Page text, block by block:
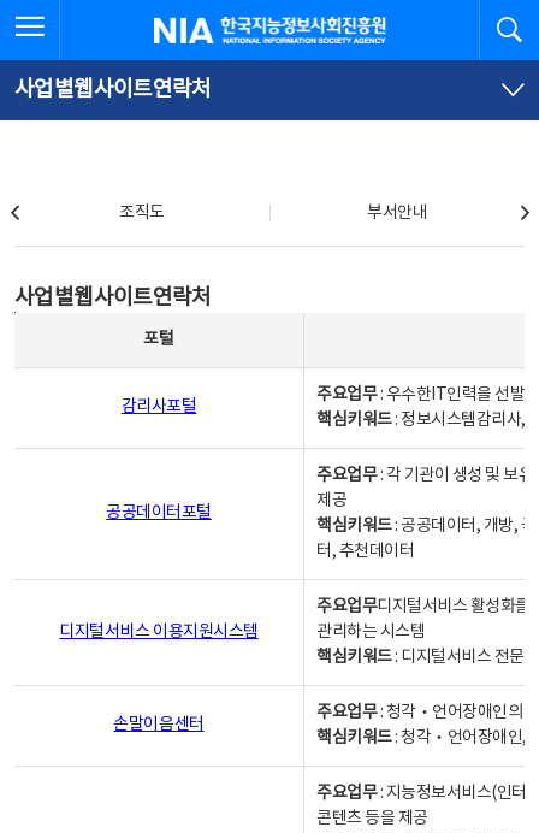
문
로
가
체
뉴
바
가
한국지능정보사회진흥원
사업별웹사이트연락처
조직도 부서안내
사업별웹사이트연락처
포털
감리사포털
주요업무: 우수한IT인력을 선발
핵심키워드: 정보시스템감리사,
공공데이터포털
주요업무: 각 기관이 생성 및 보
제공
핵심키워드: 공공데이터, 개방,
터, 추천데이터
디지털서비스 이용지원시스템
주요업무디지털서비스 활성화를
관리하는 시스템
핵심키워드: 디지털서비스 전문
손말이음센터
주요업무: 청각‧언어장애인의
핵심키워드: 청각‧언어장애인,
주요업무: 지능정보서비스(인터
콘텐츠 등을 제공